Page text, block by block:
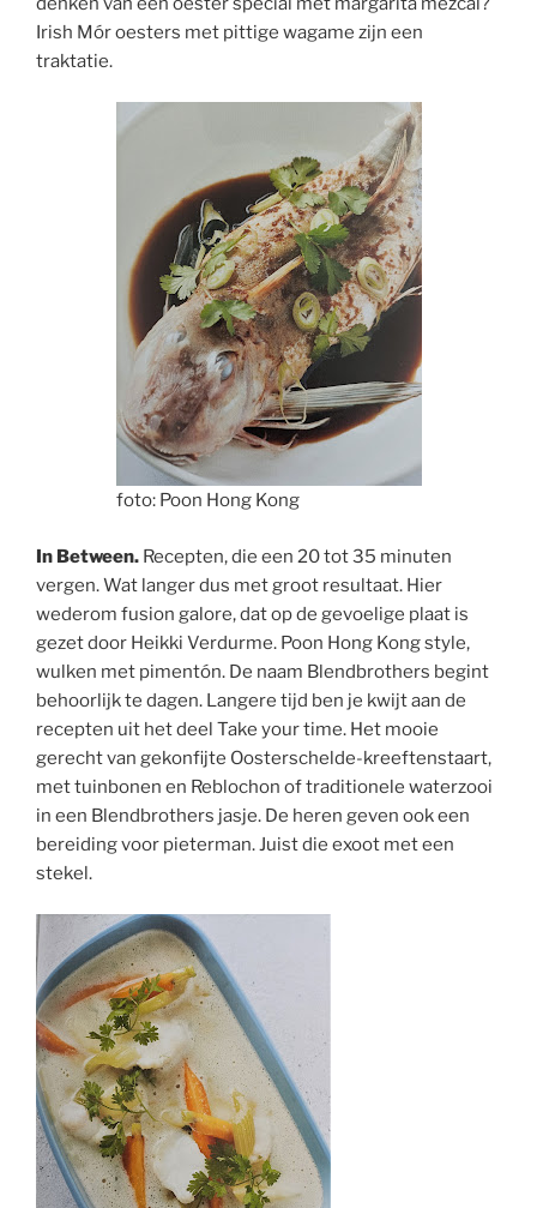
Irish Mór oesters met pittige wagame zijn een
traktatie.
foto: Poon Hong Kong
In Between. Recepten, die een 20 tot 35 minuten
vergen. Wat langer dus met groot resultaat. Hier
wederom fusion galore, dat op de gevoelige plaat is
gezet door Heikki Verdurme. Poon Hong Kong style,
wulken met pimentón. De naam Blendbrothers begint
behoorlijk te dagen. Langere tijd ben je kwijt aan de
recepten uit het deel Take your time. Het mooie
gerecht van gekonfijte Oosterschelde-kreeftenstaart,
met tuinbonen en Reblochon of traditionele waterzooi
in een Blendbrothers jasje. De heren geven ook een
bereiding voor pieterman. Juist die exoot met een
stekel.